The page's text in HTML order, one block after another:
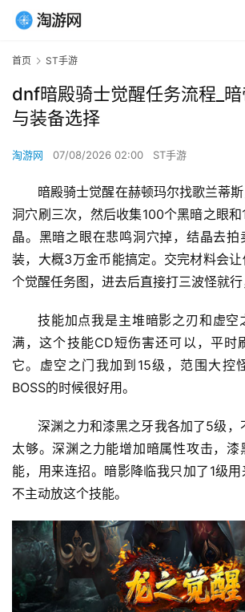
首页 ST手游
dnf暗殿骑士觉醒任务流程_
与装备选择
淘游网 07/08/2026 02:00 ST手游
暗殿骑士觉醒在赫顿玛尔找歌兰蒂
洞穴刷三次，然后收集100个黑暗之眼
晶。黑暗之眼在悲鸣洞穴掉，结晶去拍
装，大概3万金币能搞定。交完材料会
个觉醒任务图，进去后直接打三波怪就行
技能加点我是主堆暗影之刃和虚空
满，这个技能CD短伤害还可以，平时
它。虚空之门我加到15级，范围大控
BOSS的时候很好用。
深渊之力和漆黑之牙我各加了5级，
太够。深渊之力能增加暗属性攻击，漆
能，用来连招。暗影降临我只加了1级用
不主动放这个技能。